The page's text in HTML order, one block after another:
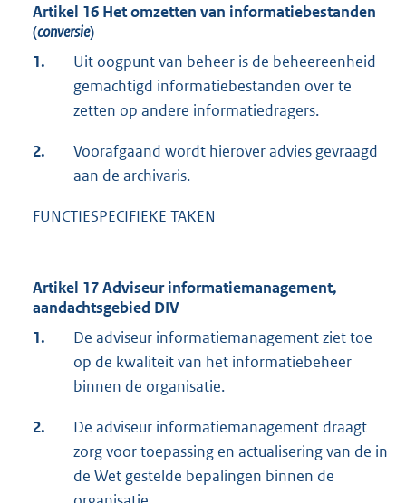
Artikel 16 Het omzetten van informatiebestanden
(conversie)
1.
Uit oogpunt van beheer is de beheereenheid
gemachtigd informatiebestanden over te
zetten op andere informatiedragers.
2.
Voorafgaand wordt hierover advies gevraagd
aan de archivaris.
FUNCTIESPECIFIEKE TAKEN
Artikel 17 Adviseur informatiemanagement,
aandachtsgebied DIV
1.
De adviseur informatiemanagement ziet toe
op de kwaliteit van het informatiebeheer
binnen de organisatie.
2.
De adviseur informatiemanagement draagt
zorg voor toepassing en actualisering van de in
de Wet gestelde bepalingen binnen de